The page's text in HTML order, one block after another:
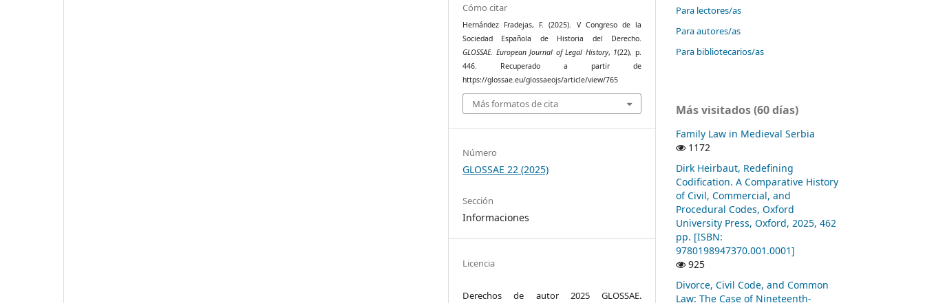
Cómo citar
Hernández Fradejas, F. (2025). V Congreso de la
Sociedad Española de Historia del Derecho.
GLOSSAE. European Journal of Legal History, 1(22), p.
446. Recuperado a partir de
https://glossae.eu/glossaeojs/article/view/765
Más formatos de cita
Número
GLOSSAE 22 (2025)
Sección
Informaciones
Licencia
Derechos de autor 2025 GLOSSAE.
Para lectores/as
Para autores/as
Para bibliotecarios/as
Más visitados (60 días)
Family Law in Medieval Serbia
1172
Dirk Heirbaut, Redefining
Codification. A Comparative History
of Civil, Commercial, and
Procedural Codes, Oxford
University Press, Oxford, 2025, 462
pp. [ISBN:
9780198947370.001.0001]
925
Divorce, Civil Code, and Common
Law: The Case of Nineteenth-